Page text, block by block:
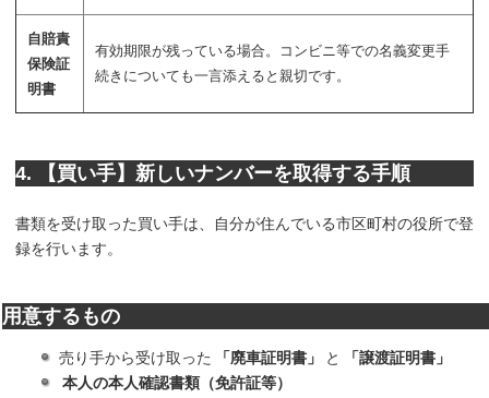
自賠責
保険証
明書
有効期限が残っている場合。コンビニ等での名義変更手
続きについても一言添えると親切です。
4. 【買い手】新しいナンバーを取得する手順
書類を受け取った買い手は、自分が住んでいる市区町村の役所で登
録を行います。
用意するもの
売り手から受け取った 「廃車証明書」 と
「譲渡証明書」
本人の本人確認書類（免許証等）